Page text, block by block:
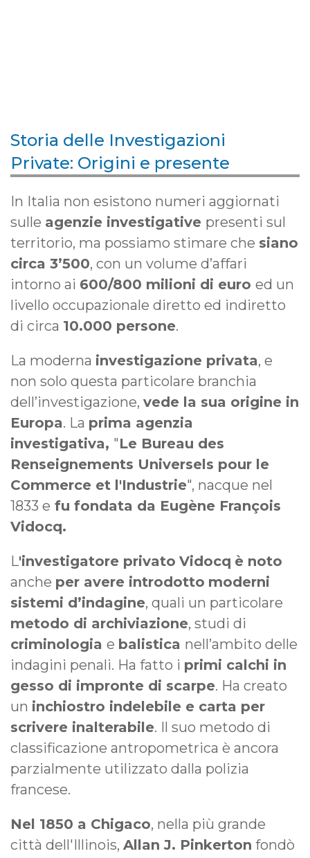
Storia delle Investigazioni
Private: Origini e presente
In Italia non esistono numeri aggiornati
sulle agenzie investigative presenti sul
territorio, ma possiamo stimare che siano
circa 3’500, con un volume d’affari
intorno ai 600/800 milioni di euro ed un
livello occupazionale diretto ed indiretto
di circa 10.000 persone.
La moderna investigazione privata, e
non solo questa particolare branchia
dell’investigazione, vede la sua origine in
Europa. La prima agenzia
investigativa, "Le Bureau des
Renseignements Universels pour le
Commerce et l'Industrie", nacque nel
1833 e fu fondata da Eugène François
Vidocq.
L'investigatore privato Vidocq è noto
anche per avere introdotto moderni
sistemi d’indagine, quali un particolare
metodo di archiviazione, studi di
criminologia e balistica nell’ambito delle
indagini penali. Ha fatto i primi calchi in
gesso di impronte di scarpe. Ha creato
un inchiostro indelebile e carta per
scrivere inalterabile. Il suo metodo di
classificazione antropometrica è ancora
parzialmente utilizzato dalla polizia
francese.
Nel 1850 a Chigaco, nella più grande
città dell'Illinois, Allan J. Pinkerton fondò